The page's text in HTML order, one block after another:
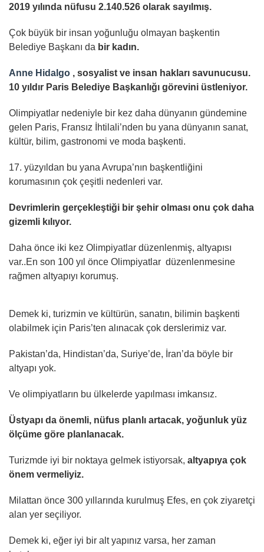
2019 yılında nüfusu 2.140.526 olarak sayılmış.
Çok büyük bir insan yoğunluğu olmayan başkentin
Belediye Başkanı da bir kadın.
Anne Hidalgo , sosyalist ve insan hakları savunucusu.
10 yıldır Paris Belediye Başkanlığı görevini üstleniyor.
Olimpiyatlar nedeniyle bir kez daha dünyanın gündemine
gelen Paris, Fransız İhtilali’nden bu yana dünyanın sanat,
kültür, bilim, gastronomi ve moda başkenti.
17. yüzyıldan bu yana Avrupa’nın başkentliğini
korumasının çok çeşitli nedenleri var.
Devrimlerin gerçekleştiği bir şehir olması onu çok daha
gizemli kılıyor.
Daha önce iki kez Olimpiyatlar düzenlenmiş, altyapısı
var..En son 100 yıl önce Olimpiyatlar düzenlenmesine
rağmen altyapıyı korumuş.
Demek ki, turizmin ve kültürün, sanatın, bilimin başkenti
olabilmek için Paris’ten alınacak çok derslerimiz var.
Pakistan’da, Hindistan’da, Suriye’de, İran’da böyle bir
altyapı yok.
Ve olimpiyatların bu ülkelerde yapılması imkansız.
Üstyapı da önemli, nüfus planlı artacak, yoğunluk yüz
ölçüme göre planlanacak.
Turizmde iyi bir noktaya gelmek istiyorsak, altyapıya çok
önem vermeliyiz.
Milattan önce 300 yıllarında kurulmuş Efes, en çok ziyaretçi
alan yer seçiliyor.
Demek ki, eğer iyi bir alt yapınız varsa, her zaman